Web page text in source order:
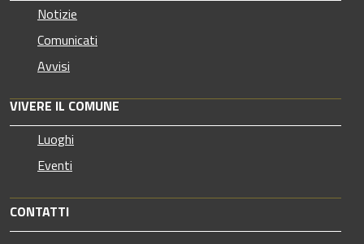
Notizie
Comunicati
Avvisi
VIVERE IL COMUNE
Luoghi
Eventi
CONTATTI